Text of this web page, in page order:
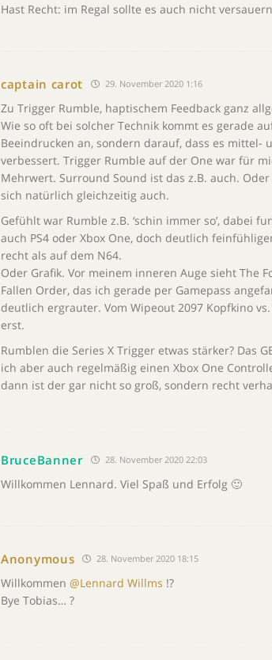
Hast Recht: im Regal sollte es auch nicht
captain carot 29. November 2020 1:16
Zu Trigger Rumble, haptischem Feedback ganz
Wie so oft bei solcher Technik kommt es gerade
Beeindrucken an, sondern darauf, dass es
verbessert. Trigger Rumble auf der One war für
Mehrwert. Surround Sound ist das z.B. auch.
sich natürlich gleichzeitig auch.
Gefühlt war Rumble z.B. ‘schin immer so’, dabei
auch PS4 oder Xbox One, doch deutlich
recht als auf dem N64.
Oder Grafik. Vor meinem inneren Auge sieht The
Fallen Order, das ich gerade per Gamepass
deutlich ergrauter. Vom Wipeout 2097 Kopfkino
erst.
Rumblen die Series X Trigger etwas stärker? Das
ich aber auch regelmäßig einen Xbox One
dann ist der gar nicht so groß, sondern recht
BruceBanner 28. November 2020 22:03
Willkommen Lennard. Viel Spaß und Erfolg 🙂
Anonymous 28. November 2020 18:15
Willkommen @Lennard Willms !?
Bye Tobias… ?